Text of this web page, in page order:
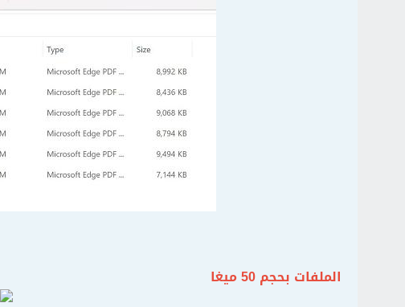
الملفات بحجم 50 ميغا